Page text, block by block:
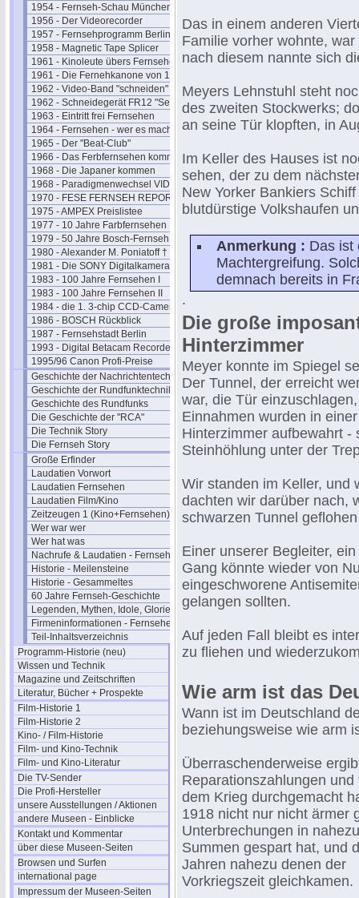
1954 - Fernseh-Schau München
1956 - Der Videorecorder
1957 - Fernsehprogramm Berlin
1958 - Magnetic Tape Splicer
1961 - Kinoleute übers Fernsehen
1961 - Die Fernehkanone von 1936
1962 - Video-Band "schneiden"
1962 - Schneidegerät FR12 "Senior"
1963 - Eintritt frei Fernsehen
1964 - Fernsehen - wer es macht
1965 - Der "Beat-Club"
1966 - Das Ferbfernsehen kommt
1968 - Die Japaner kommen
1968 - Paradigmenwechsel VIDEO
1970 - FESE FERNSEH REPORT
1975 - AMPEX Preislistee
1977 - 10 Jahre Farbfernsehen
1979 - 50 Jahre Bosch-Fernseh
1980 - Alexander M. Poniatoff †
1981 - Die SONY Digitalkamera
1983 - 100 Jahre Fernsehen I
1983 - 100 Jahre Fernsehen II
1984 - die 1. 3-chip CCD-Camera
1986 - BOSCH Rückblick
1987 - Fernsehstadt Berlin
1993 - Digital Betacam Recorder
1995/96 Canon Profi-Preise
Geschichte der Nachrichtentechnik
Geschichte der Rundfunktechnik
Geschichte des Rundfunks
Die Geschichte der "RCA"
Die Technik Story
Die Fernseh Story
Große Erfinder
Laudatien Vorwort
Laudatien Fernsehen
Laudatien Film/Kino
Zeitzeugen 1 (Kino+Fernsehen)
Wer war wer
Wer hat was
Nachrufe & Laudatien - Fernsehen
Historie - Meilensteine
Historie - Gesammeltes
60 Jahre Fernseh-Geschichte
Legenden, Mythen, Idole, Glorie
Firmeninformationen - Fernsehen
Teil-Inhaltsverzeichnis
Programm-Historie (neu)
Wissen und Technik
Magazine und Zeitschriften
Literatur, Bücher + Prospekte
Film-Historie 1
Film-Historie 2
Kino- / Film-Historie
Film- und Kino-Technik
Film- und Kino-Literatur
Die TV-Sender
Die Profi-Hersteller
unsere Ausstellungen / Aktionen
andere Museen - Einblicke
Kontakt und Kommentar
über diese Museen-Seiten
Browsen und Surfen
international page
Impressum der Museen-Seiten
Das in einem anderen
Familie vorher wohnte,
nach diesem nannte sich
Meyers Lehnstuhl steht
des zweiten Stockwerks;
an seine Tür klopften, in
Im Keller des Hauses ist
sehen, der zu dem
New Yorker Bankiers
blutdürstige Volkshaufen
Anmerkung : Das ist
Machtergreifung.
demnach bereits in
.
Die große
Hinterzimmer
Meyer konnte im Spiegel
Der Tunnel, der erreicht
war, die Tür
Einnahmen wurden in
Hinterzimmer aufbewahrt -
Steinhöhlung unter der
Wir standen im Keller, und
dachten wir darüber nach,
schwarzen Tunnel
Einer unserer Begleiter,
Gang könnte wieder von
eingeschworene
gelangen sollten.
Auf jeden Fall bleibt es
zu fliehen und
Wie arm ist das
Wann ist im Deutschland
beziehungsweise wie arm
Überraschenderweise
Reparationszahlungen
dem Krieg durchgemacht
1918 nicht nur nicht ärmer
Unterbrechungen in
Summen gespart hat, und
Jahren nahezu denen der
Vorkriegszeit gleichkamen.